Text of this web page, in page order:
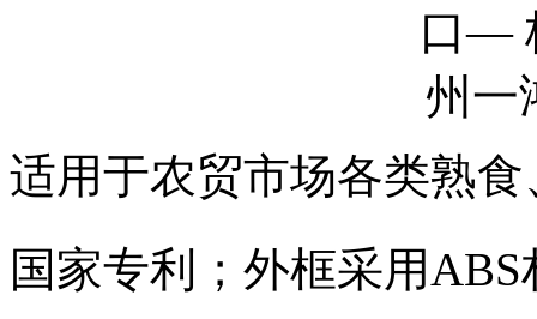
适用于农贸市场各类熟
国家专利；外框采用